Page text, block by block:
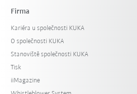
Firma
Kariéra u společnosti KUKA
O společnosti KUKA
Stanoviště společnosti KUKA
Tisk
iiMagazine